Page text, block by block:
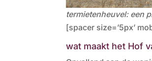
termietenheuvel: een
[spacer size=’5px’
wat maakt het Hof